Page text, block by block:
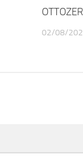
02/08/